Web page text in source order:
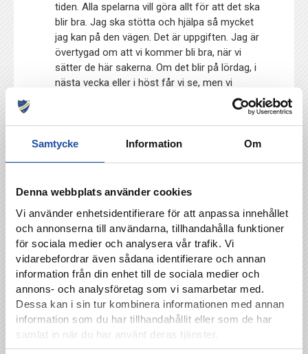
Samtycke Information Om
Denna webbplats använder cookies
Vi använder enhetsidentifierare för att anpassa innehållet
och annonserna till användarna, tillhandahålla funktioner
för sociala medier och analysera vår trafik. Vi
vidarebefordrar även sådana identifierare och annan
information från din enhet till de sociala medier och
annons- och analysföretag som vi samarbetar med.
Dessa kan i sin tur kombinera informationen med annan
information som du har tillhandahållit eller som de har
samlat in när du har använt deras tjänster.
tiden. Alla spelarna vill göra allt för att det ska
blir bra. Jag ska stötta och hjälpa så mycket
jag kan på den vägen. Det är uppgiften. Jag är
övertygad om att vi kommer bli bra, när vi
sätter de här sakerna. Om det blir på lördag, i
nästa vecka eller i höst får vi se, men vi
Carrie Jones kom tillbaka till Norrköping i veckan
efter två tuffa VM-kvalmatcher med sitt Wales
Nyförvärvet Kaitlyn MacBean, som ådrog sig en
mindre knäskada under våren i samband med
träning, har gått in i träning under den senaste
veckan.
Hon är inte redo för match än, men det börjar
närmar sig. Det är positivt, säger Stellan
Carlsson.
FC Rosengård-IFK Norrköping, omgång 9 i